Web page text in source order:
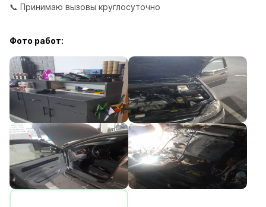
📞 Принимаю вызовы круглосуточно
Фото работ: